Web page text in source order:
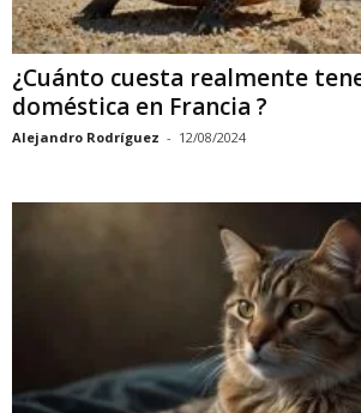
¿Cuánto cuesta realmente
doméstica en Francia ?
Alejandro Rodríguez - 12/08/2024